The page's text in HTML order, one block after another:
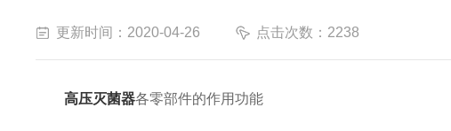
更新时间：2020-04-26 点击次数：2238
高压灭菌器各零部件的作用功能